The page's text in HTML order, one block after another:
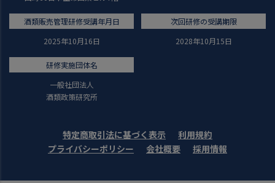
酒類販売管理研修受講年月日
2025年10月16日
次回研修の受講期限
2028年10月15日
研修実施団体名
一般社団法人
酒類政策研究所
特定商取引法に基づく表示
利用規約
プライバシーポリシー
会社概要 採用情報